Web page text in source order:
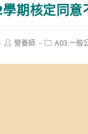
期核定同意
Post營養師
PostA03.一般